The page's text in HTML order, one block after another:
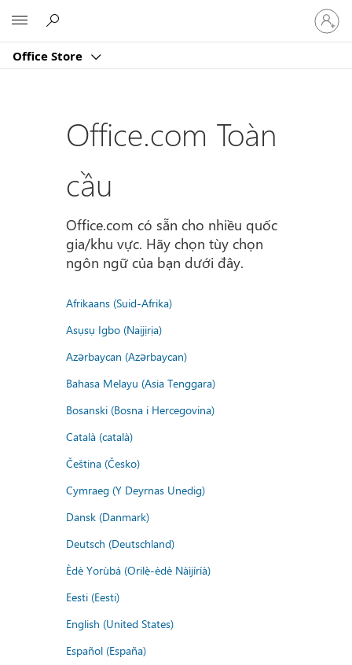
Office Store
Đăng
nhập
tài
của
Office.com Toàn
cầu
Office.com có sẵn cho nhiều quốc
gia/khu vực. Hãy chọn tùy chọn
ngôn ngữ của bạn dưới đây.
Afrikaans (Suid-Afrika)
Asụsụ Igbo (Naịjịrịa)
Azərbaycan (Azərbaycan)
Bahasa Melayu (Asia Tenggara)
Bosanski (Bosna i Hercegovina)
Català (català)
Čeština (Česko)
Cymraeg (Y Deyrnas Unedig)
Dansk (Danmark)
Deutsch (Deutschland)
Èdè Yorùbá (Orilẹ̀-èdè Nàìjíríà)
Eesti (Eesti)
English (United States)
Español (España)